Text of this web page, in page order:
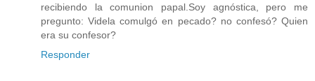
recibiendo la comunion papal.Soy agnóstica, pero me
pregunto: Videla comulgó en pecado? no confesó? Quien
era su confesor?
Responder